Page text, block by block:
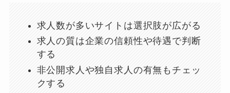
求人数が多いサイトは選択肢が広がる
求人の質は企業の信頼性や待遇で判断
する
非公開求人や独自求人の有無もチェッ
クする